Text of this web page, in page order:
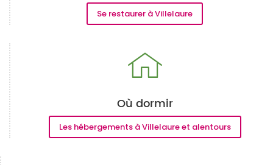
Se restaurer à Villelaure
Où dormir
Les hébergements à Villelaure et alentours